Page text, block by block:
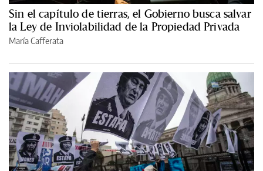
Sin el capítulo de tierras, el Gobierno busca salvar
la Ley de Inviolabilidad de la Propiedad Privada
María Cafferata